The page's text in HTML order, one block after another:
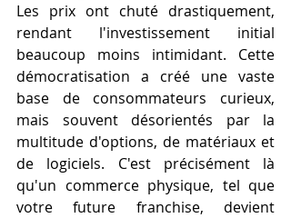
Les prix ont chuté drastiquement,
rendant l'investissement initial
beaucoup moins intimidant. Cette
démocratisation a créé une vaste
base de consommateurs curieux,
mais souvent désorientés par la
multitude d'options, de matériaux et
de logiciels. C'est précisément là
qu'un commerce physique, tel que
votre future franchise, devient